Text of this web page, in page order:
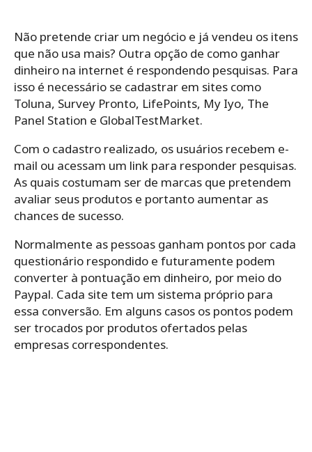
Não pretende criar um negócio e já vendeu os itens
que não usa mais? Outra opção de como ganhar
dinheiro na internet é respondendo pesquisas. Para
isso é necessário se cadastrar em sites como
Toluna, Survey Pronto, LifePoints, My Iyo, The
Panel Station e GlobalTestMarket.
Com o cadastro realizado, os usuários recebem e-
mail ou acessam um link para responder pesquisas.
As quais costumam ser de marcas que pretendem
avaliar seus produtos e portanto aumentar as
chances de sucesso.
Normalmente as pessoas ganham pontos por cada
questionário respondido e futuramente podem
converter à pontuação em dinheiro, por meio do
Paypal. Cada site tem um sistema próprio para
essa conversão. Em alguns casos os pontos podem
ser trocados por produtos ofertados pelas
empresas correspondentes.